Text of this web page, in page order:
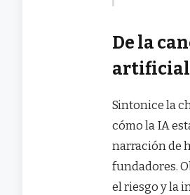
De la
artificial:
Sintonice la
cómo la IA
narración de
fundadores.
el riesgo y la